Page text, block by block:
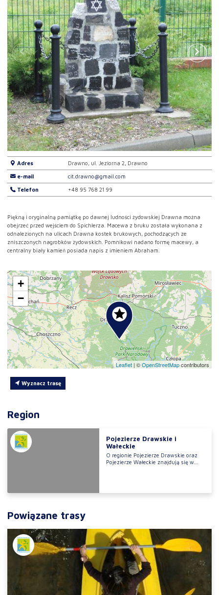
Adres Drawno, ul. Jeziorna 2, Drawno
e-mail cit.drawno@gmail.com
Telefon +48 95 768 21 99
Piękną i oryginalną pamiątkę po dawnej ludności żydowskiej Drawna można
obejrzeć przed wejściem do Spichlerza. Macewa z bruku została wykonana z
odnalezionych na ulicach Drawna kostek brukowych, pochodzących ze
zniszczonych nagrobków żydowskich. Pomnikowi nadano formę macewy, a
centralny biały kamień posiada napis z imieniem Abraham.
+
−
Leaflet | ©OpenStreetMapcontributors
Wyznacz trasę
Region
Pojezierze Drawskie i
Wałeckie
O regionie Pojezierze Drawskie oraz
Pojezierze Wałeckie znajdują się w...
Powiązane trasy